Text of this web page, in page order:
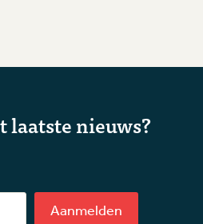
laatste nieuws?
Aanmelden